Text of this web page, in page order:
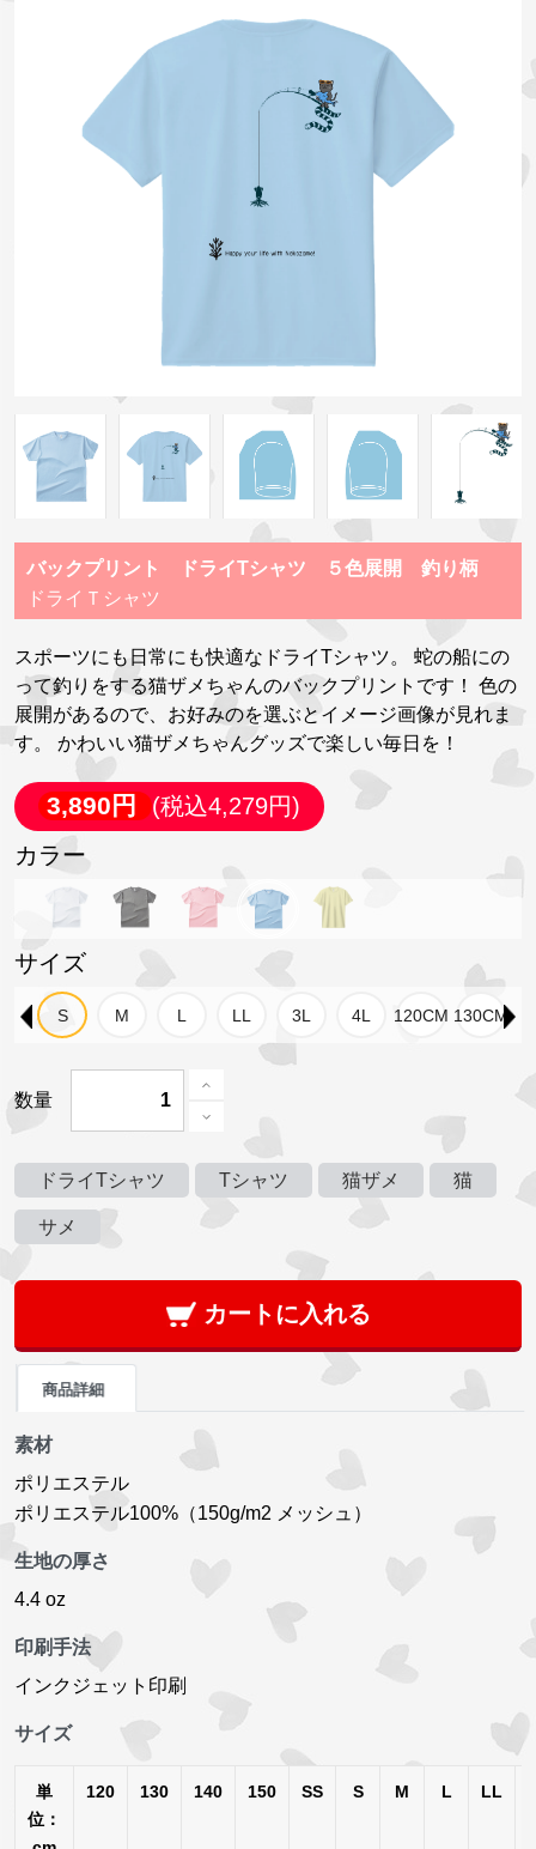
バックプリント ドライTシャツ ５色展開 釣り柄
ドライＴシャツ
スポーツにも日常にも快適なドライTシャツ。 蛇の船にの
って釣りをする猫ザメちゃんのバックプリントです！ 色の
展開があるので、お好みのを選ぶとイメージ画像が見れま
す。 かわいい猫ザメちゃんグッズで楽しい毎日を！
3,890円
(税込4,279円)
カラー
サイズ
数量
ドライTシャツ Tシャツ 猫ザメ 猫
サメ
カートに入れる
商品詳細
素材
ポリエステル
ポリエステル100%（150g/m2 メッシュ）
生地の厚さ
4.4 oz
印刷手法
インクジェット印刷
サイズ
単
位：
120 130 140 150 SS S M L LL